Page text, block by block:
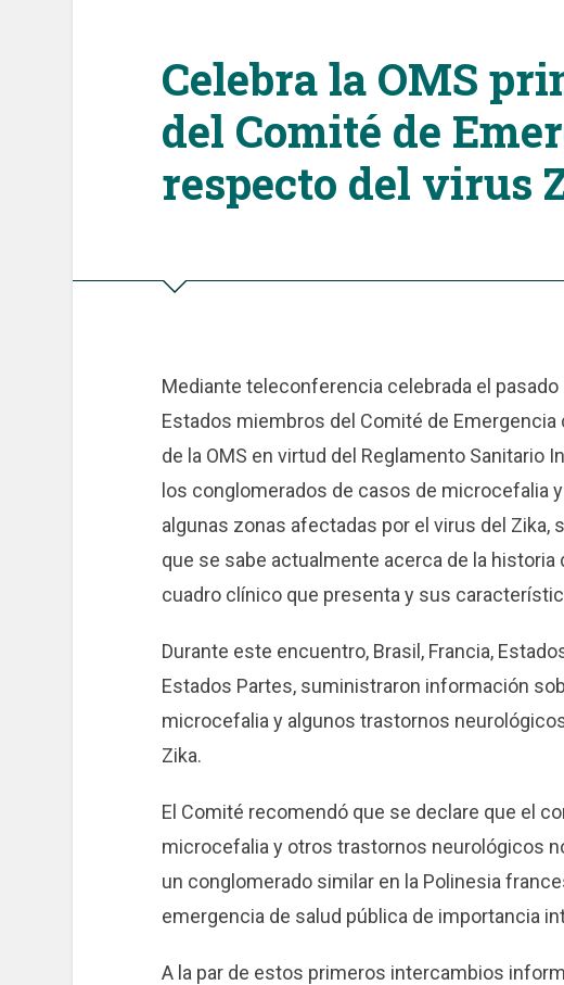
Celebra la OMS
del Comité de
respecto del virus
Mediante teleconferencia celebrada el
Estados miembros del Comité de Emergencia
de la OMS en virtud del Reglamento Sanitario
los conglomerados de casos de microcefalia
algunas zonas afectadas por el virus del
que se sabe actualmente acerca de la historia
cuadro clínico que presenta y sus
Durante este encuentro, Brasil, Francia,
Estados Partes, suministraron información
microcefalia y algunos trastornos
Zika.
El Comité recomendó que se declare que el
microcefalia y otros trastornos neurológicos
un conglomerado similar en la Polinesia
emergencia de salud pública de importancia
A la par de estos primeros intercambios